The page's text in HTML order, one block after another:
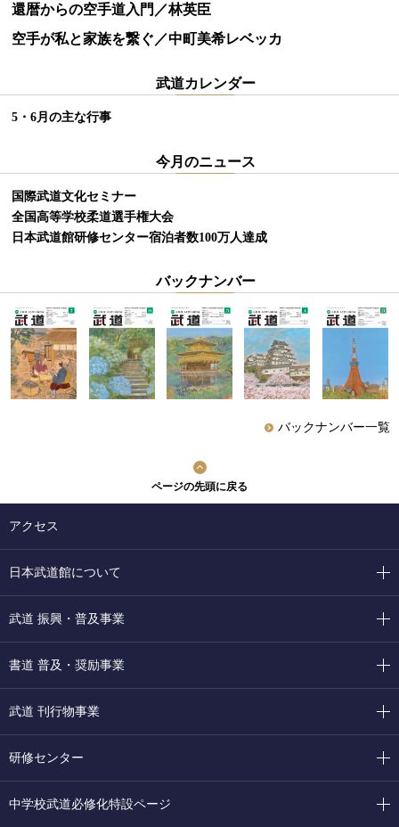
還暦からの空手道入門／林英臣
空手が私と家族を繋ぐ／中町美希レベッカ
武道カレンダー
5・6月の主な行事
今月のニュース
国際武道文化セミナー
全国高等学校柔道選手権大会
日本武道館研修センター宿泊者数100万人達成
バックナンバー
バックナンバー一覧
ページの先頭に戻る
アクセス
日本武道館について
武道 振興・普及事業
書道 普及・奨励事業
武道 刊行物事業
研修センター
中学校武道必修化特設ページ